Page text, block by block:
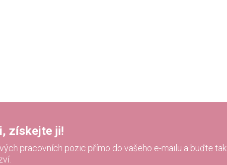
získejte ji!
pracovních pozic přímo do vašeho e-mailu a buďte tak